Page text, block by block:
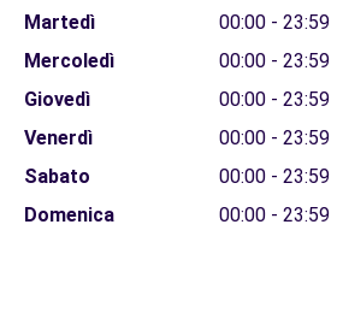
Martedì
00:00 - 23:59
Mercoledì
00:00 - 23:59
Giovedì
00:00 - 23:59
Venerdì
00:00 - 23:59
Sabato
00:00 - 23:59
Domenica
00:00 - 23:59